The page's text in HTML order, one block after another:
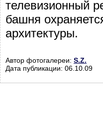
телевизионный
башня
архитектуры.
Автор фотогалереи: S.Z.
Дата публикации: 06.10.09